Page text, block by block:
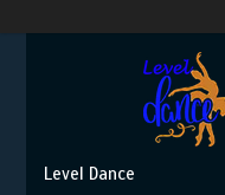
Level Dance